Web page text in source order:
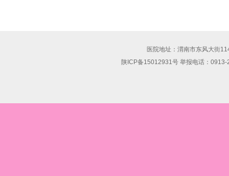
医院地址：渭南市东风大街
陕ICP备15012931号 举报电话：